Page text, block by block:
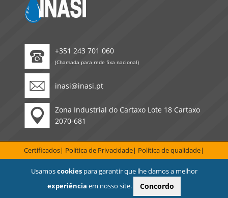
+351 243 701 060
(Chamada para rede fixa nacional)
inasi@inasi.pt
Zona Industrial do Cartaxo Lote 18 Cartaxo
2070-681
Certificados Política de Privacidade
Polí­tica de qualidade
Inasi - Comércio e Indústria de Máquinas e Viaturas, Lda© 2026. Todos os
Usamoscookiespara garantir que lhe damos a melhor
experiência em nosso site. Concordo